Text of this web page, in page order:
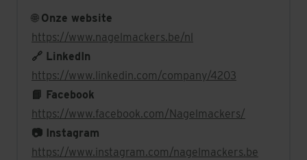
🌐 Onze website
https://www.nagelmackers.be/nl
🔗 LinkedIn
https://www.linkedin.com/company/4203
📘 Facebook
https://www.facebook.com/Nagelmackers/
📷 Instagram
https://www.instagram.com/nagelmackers.be